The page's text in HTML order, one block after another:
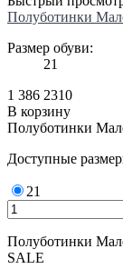
Полуботинки
Размер обуви:
21
1 386 2310
В корзину
Полуботинки
Доступные
21
Полуботинки
SALE